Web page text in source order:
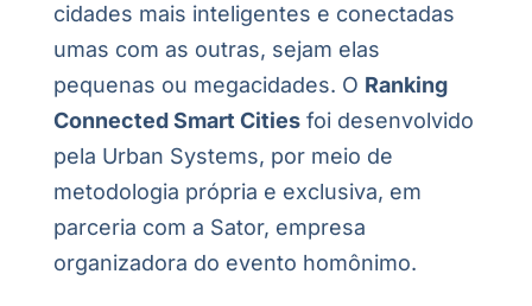
cidades mais inteligentes e conectadas
umas com as outras, sejam elas
pequenas ou megacidades. O Ranking
Connected Smart Citiesfoi desenvolvido
pela Urban Systems, por meio de
metodologia própria e exclusiva, em
parceria com a Sator, empresa
organizadora do evento homônimo.